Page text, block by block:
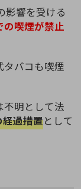
影響を受ける
の喫煙が禁止
バコも喫煙
不明として法
過措置として